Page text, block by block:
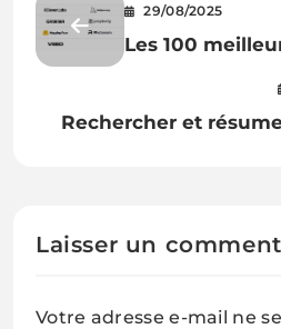
29/08/2025
Les 100
2025 : qui
Rechercher et
Laisser un
Votre adresse e-mail ne